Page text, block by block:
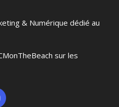
& Numérique dédié au
sur les